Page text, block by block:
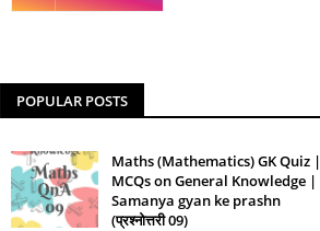
POPULAR POSTS
Maths (Mathematics) GK Quiz |
MCQs on General Knowledge |
Samanya gyan ke prashn
(प्रश्नोत्तरी 09)